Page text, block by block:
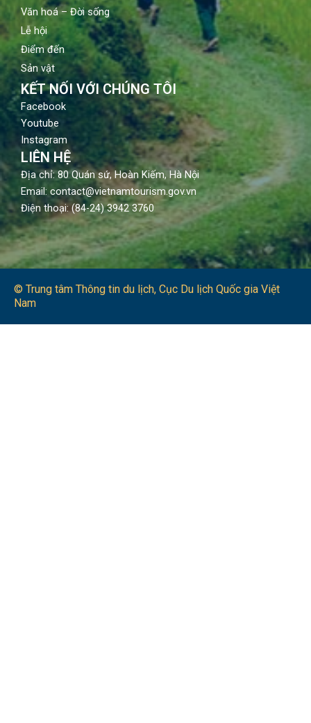
Văn hoá – Đời sống
Lễ hội
Điểm đến
Sản vật
KẾT NỐI VỚI CHÚNG TÔI
Facebook
Youtube
Instagram
LIÊN HỆ
Địa chỉ: 80 Quán sứ, Hoàn Kiếm, Hà Nội
Email: contact@vietnamtourism.gov.vn
Điện thoại: (84-24) 3942 3760
© Trung tâm Thông tin du lịch​, Cục Du lịch Quốc gia Việt
Nam